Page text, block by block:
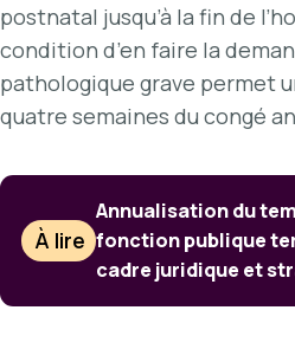
postnatal jusqu’à la fin de
condition d’en faire la
pathologique grave permet
quatre semaines du congé
À lire
Annualisation du
fonction publique
cadre juridique et